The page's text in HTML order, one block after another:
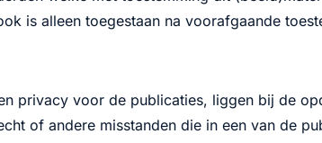
is alleen toegestaan na voorafgaande
privacy voor de publicaties, liggen bij de
of andere misstanden die in een van de